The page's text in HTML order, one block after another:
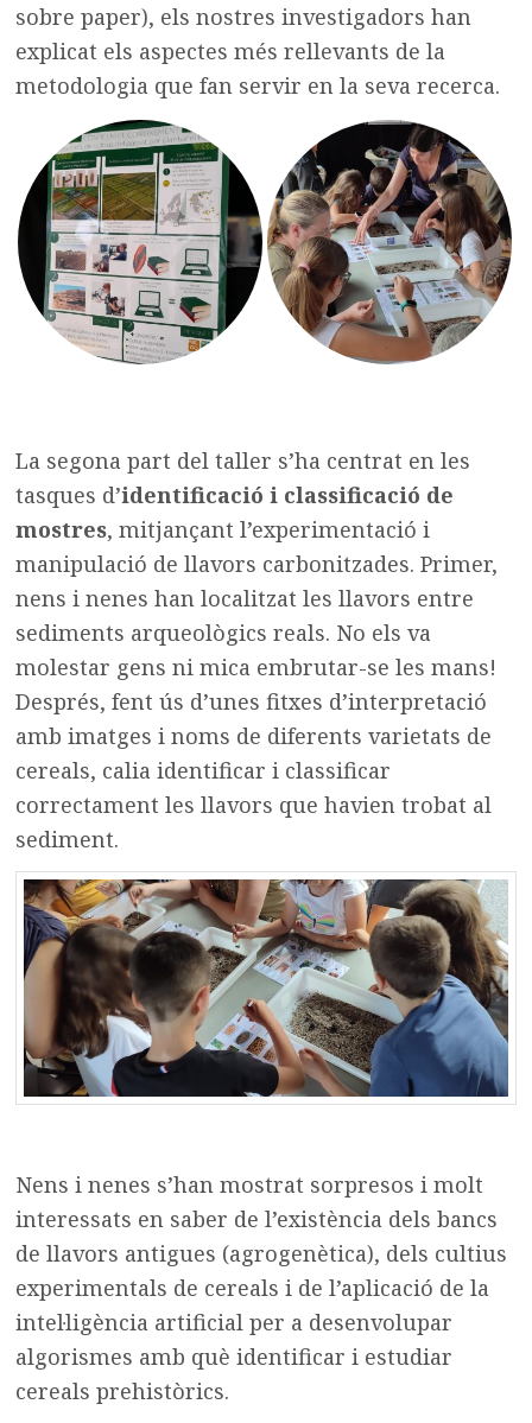
sobre paper), els nostres investigadors han
explicat els aspectes més rellevants de la
metodologia que fan servir en la seva recerca.
La segona part del taller s’ha centrat en les
tasques d’identificació i classificació de
mostres, mitjançant l’experimentació i
manipulació de llavors carbonitzades. Primer,
nens i nenes han localitzat les llavors entre
sediments arqueològics reals. No els va
molestar gens ni mica embrutar-se les mans!
Després, fent ús d’unes fitxes d’interpretació
amb imatges i noms de diferents varietats de
cereals, calia identificar i classificar
correctament les llavors que havien trobat al
sediment.
Nens i nenes s’han mostrat sorpresos i molt
interessats en saber de l’existència dels bancs
de llavors antigues (agrogenètica), dels cultius
experimentals de cereals i de l’aplicació de la
intel·ligència artificial per a desenvolupar
algorismes amb què identificar i estudiar
cereals prehistòrics.